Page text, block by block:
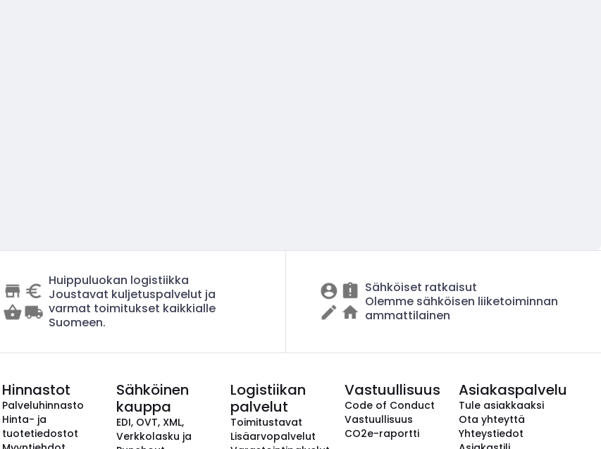
Huippuluokan logistiikka
Joustavat kuljetuspalvelut ja
varmat toimitukset kaikkialle
Suomeen.
Sähköiset ratkaisut
Olemme sähköisen liiketoiminnan
ammattilainen
Hinnastot
Palveluhinnasto
Hinta- ja
tuotetiedostot
Sähköinen
kauppa
EDI, OVT, XML,
Verkkolasku ja
Logistiikan
palvelut
Toimitustavat
Lisäarvopalvelut
Vastuullisuus
Code of Conduct
Vastuullisuus
CO2e-raportti
Asiakaspalvelu
Tule asiakkaaksi
Ota yhteyttä
Yhteystiedot